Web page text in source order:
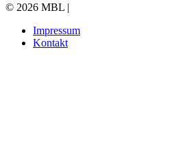
© 2026 MBL |
Impressum
Kontakt